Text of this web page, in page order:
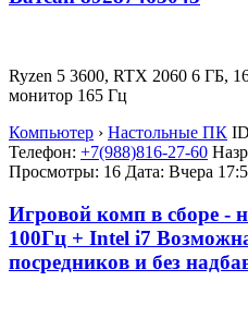
Ryzen 5 3600, RTX 2060 6 ГБ,
монитор 165 Гц
Компьютер › Настольные ПК
Телефон: +7(988)816-27-60
Просмотры: 16 Дата: Вчера
Игровой комп в сборе -
100Гц + Intel i7
посредников и без